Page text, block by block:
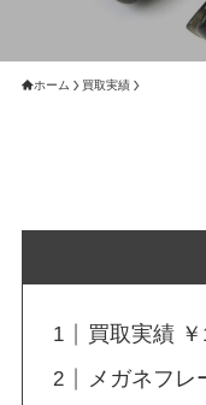
ホーム 買取実績
買取実績
メガネフレ